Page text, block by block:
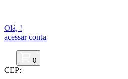
Olá, !
acessar conta
0
CEP: